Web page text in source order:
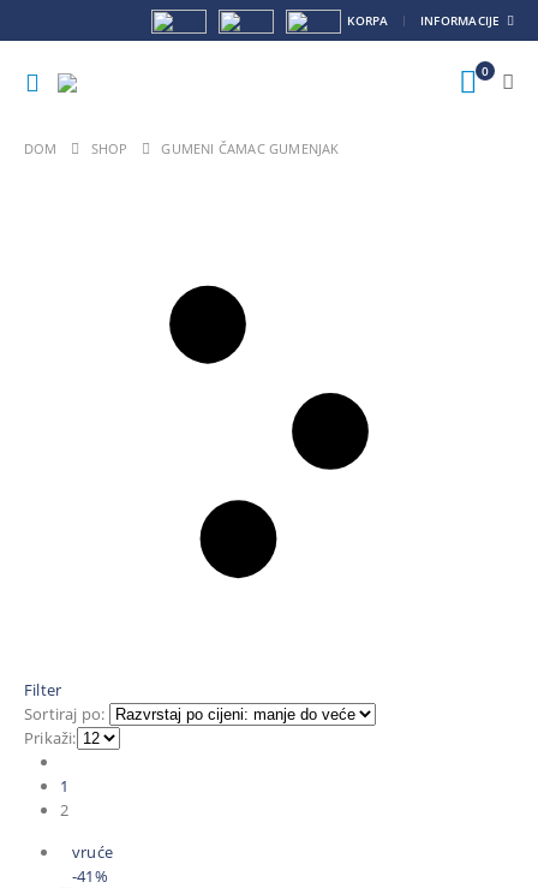
KORPA INFORMACIJE
0
DOM SHOP GUMENI ČAMAC GUMENJAK
Filter
Sortiraj po:
Prikaži:
1
2
vruće
-41%